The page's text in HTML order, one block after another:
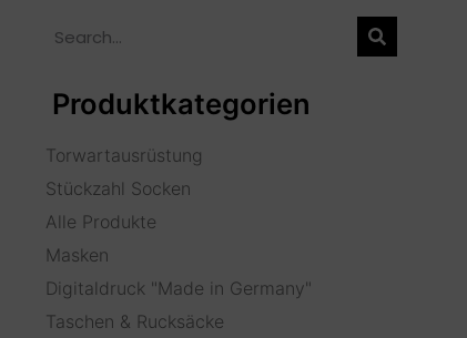
Produktkategorien
Torwartausrüstung
Stückzahl Socken
Alle Produkte
Masken
Digitaldruck "Made in Germany"
Taschen & Rucksäcke